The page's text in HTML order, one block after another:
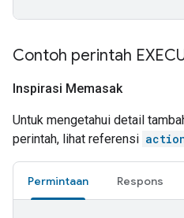
Contoh perintah
Inspirasi Memasak
Untuk mengetahui detail
perintah, lihat referensi
Permintaan Respons